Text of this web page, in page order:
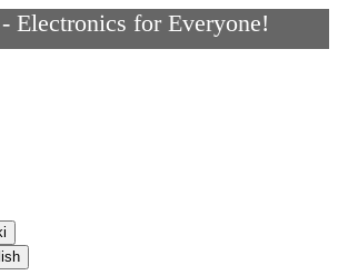
Electronics for Everyone!